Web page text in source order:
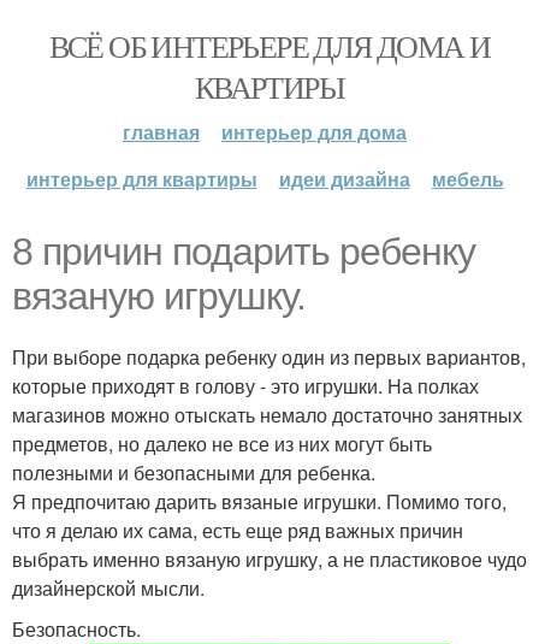
ВСЁ ОБ ИНТЕРЬЕРЕ ДЛЯ ДОМА И
КВАРТИРЫ
главная
интерьер для дома
интерьер для квартиры
идеи дизайна мебель
8 причин подарить ребенку
вязаную игрушку.
При выборе подарка ребенку один из первых вариантов,
которые приходят в голову - это игрушки. На полках
магазинов можно отыскать немало достаточно занятных
предметов, но далеко не все из них могут быть
полезными и безопасными для ребенка.
Я предпочитаю дарить вязаные игрушки. Помимо того,
что я делаю их сама, есть еще ряд важных причин
выбрать именно вязаную игрушку, а не пластиковое чудо
дизайнерской мысли.
Безопасность.